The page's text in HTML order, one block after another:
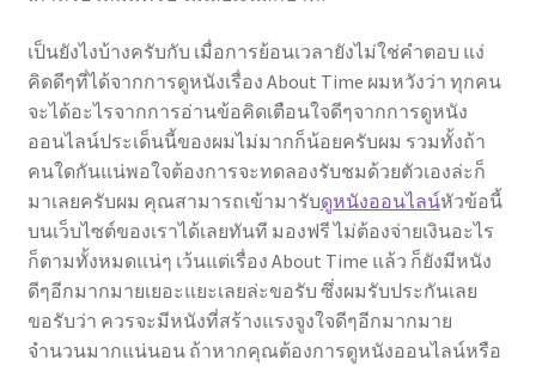
เป็นยังไงบ้างครับกับ เมื่อการย้อนเวลายังไม่ใช่คำตอบ แง่
คิดดีๆที่ได้จากการดูหนังเรื่อง About Time ผมหวังว่า ทุกคน
จะได้อะไรจากการอ่านข้อคิดเตือนใจดีๆจากการดูหนัง
ออนไลน์ประเด็นนี้ของผมไม่มากก็น้อยครับผม รวมทั้งถ้า
คนใดกันแน่พอใจต้องการจะทดลองรับชมด้วยตัวเองล่ะก็
มาเลยครับผม คุณสามารถเข้ามารับดูหนังออนไลน์หัวข้อนี้
บนเว็บไซต์ของเราได้เลยทันที มองฟรี ไม่ต้องจ่ายเงินอะไร
ก็ตามทั้งหมดแน่ๆ เว้นแต่เรื่อง About Time แล้ว ก็ยังมีหนัง
ดีๆอีกมากมายเยอะแยะเลยล่ะขอรับ ซึ่งผมรับประกันเลย
ขอรับว่า ควรจะมีหนังที่สร้างแรงจูงใจดีๆอีกมากมาย
จำนวนมากแน่นอน ถ้าหากคุณต้องการดูหนังออนไลน์หรือ